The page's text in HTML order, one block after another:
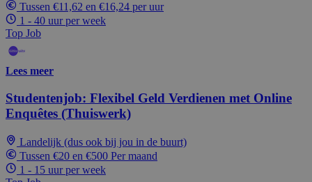
Tussen €11,62 en €16,24 per uur
1 - 40 uur per week
Top Job
Lees meer
Studentenjob: Flexibel Geld Verdienen met Online
Enquêtes (Thuiswerk)
Landelijk (dus ook bij jou in de buurt)
Tussen €20 en €500 Per maand
1 - 15 uur per week